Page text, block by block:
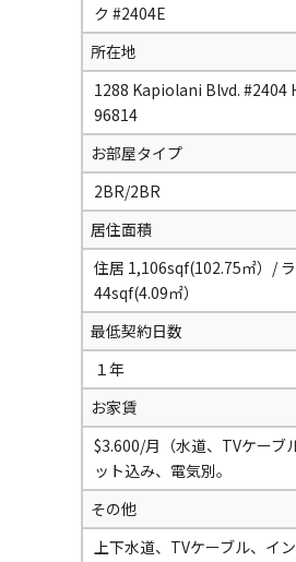
ク #2404E
所在地
1288 Kapiolani Blvd. #2404
96814
お部屋タイプ
2BR/2BR
居住面積
住居 1,106sqf(102.75㎡）/
44sqf(4.09㎡）
最低契約日数
１年
お家賃
$3.600/月（水道、TVケーブ
ット込み、電気別。
その他
上下水道、TVケーブル、イ